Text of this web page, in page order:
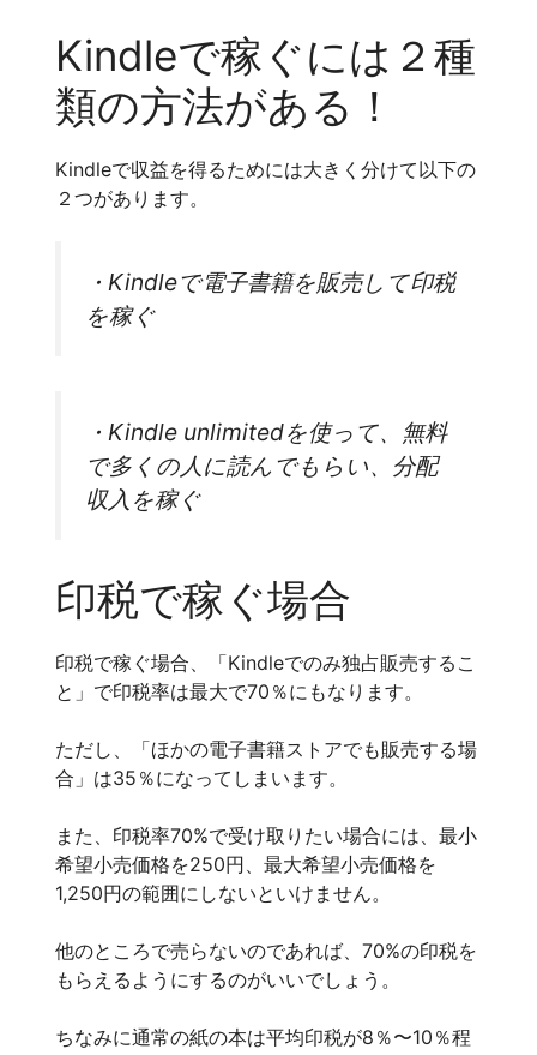
Kindleで稼ぐには２種
類の方法がある！
Kindleで収益を得るためには大きく分けて以下の
２つがあります。
・Kindleで電子書籍を販売して印税
を稼ぐ
・Kindle unlimitedを使って、無料
で多くの人に読んでもらい、分配
収入を稼ぐ
印税で稼ぐ場合
印税で稼ぐ場合、「Kindleでのみ独占販売するこ
と」で印税率は最大で70％にもなります。
ただし、「ほかの電子書籍ストアでも販売する場
合」は35％になってしまいます。
また、印税率70%で受け取りたい場合には、最小
希望小売価格を250円、最大希望小売価格を
1,250円の範囲にしないといけません。
他のところで売らないのであれば、70%の印税を
もらえるようにするのがいいでしょう。
ちなみに通常の紙の本は平均印税が8％〜10％程